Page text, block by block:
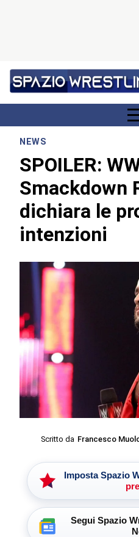
NEWS
SPOILER:
Smackdown
dichiara le
intenzioni
Scritto da Francesco
Imposta Spazio
Segui Spazio